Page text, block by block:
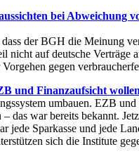
bei Abweichung
dass der BGH die Meinung
nicht auf deutsche Verträge
gegen
und Finanzaufsicht
umbauen. EZB
das war bereits bekannt.
jede Sparkasse und jede
sich die Institute